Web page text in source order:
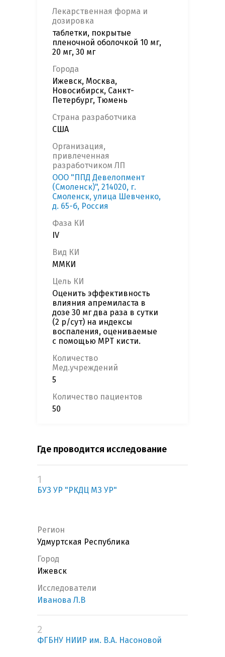
Лекарственная форма и
дозировка
таблетки, покрытые
пленочной оболочкой 10 мг,
20 мг, 30 мг
Города
Ижевск, Москва,
Новосибирск, Санкт-
Петербург, Тюмень
Страна разработчика
США
Организация,
привлеченная
разработчиком ЛП
ООО "ППД Девелопмент
(Смоленск)", 214020, г.
Смоленск, улица Шевченко,
д. 65-б, Россия
Фаза КИ
IV
Вид КИ
ММКИ
Цель КИ
Оценить эффективность
влияния апремиласта в
дозе 30 мг два раза в сутки
(2 р/сут) на индексы
воспаления, оцениваемые
с помощью МРТ кисти.
Количество
Мед.учреждений
5
Количество пациентов
50
Где проводится исследование
1
БУЗ УР "РКДЦ МЗ УР"
Регион
Удмуртская Республика
Город
Ижевск
Исследователи
Иванова Л.В
2
ФГБНУ НИИР им. В.А. Насоновой